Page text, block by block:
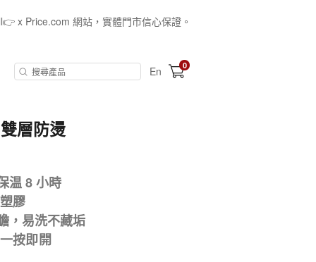
x Price.com 網站，實體門市信心保證。
En 0
層防燙
温 8 小時
膠
，易洗不藏垢
按即開